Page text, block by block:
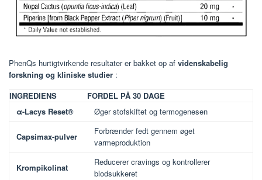
PhenQs hurtigtvirkende resultater er bakket op af videnskabelig
forskning og kliniske studier :
INGREDIENS
FORDEL PÅ 30 DAGE
α-Lacys Reset®
Øger stofskiftet og termogenesen
Capsimax-pulver
Forbrænder fedt gennem øget
varmeproduktion
Krompikolinat
Reducerer cravings og kontrollerer
blodsukkeret